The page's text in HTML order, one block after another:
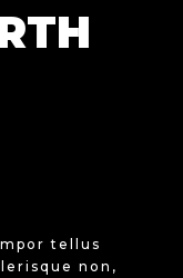
tellus
non,